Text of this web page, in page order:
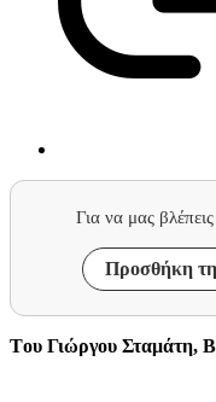
Για να μας
Προσθήκη
Tου Γιώργου Σταμάτη,